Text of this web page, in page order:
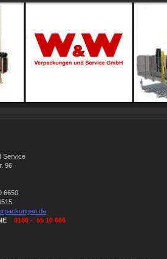
Service
96
6650
0180 - 55 10 666